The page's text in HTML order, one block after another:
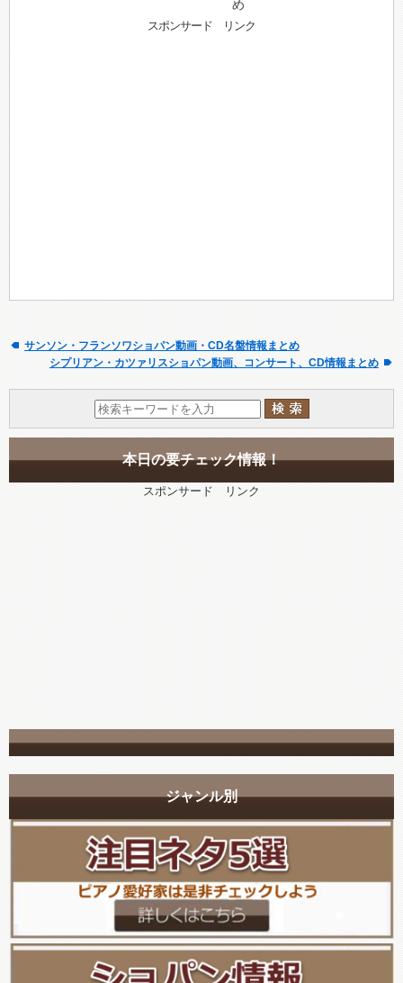
め
スポンサード リンク
サンソン・フランソワショパン動画・CD名盤情報まとめ
シプリアン・カツァリスショパン動画、コンサート、CD情報まとめ
本日の要チェック情報！
スポンサード リンク
ジャンル別